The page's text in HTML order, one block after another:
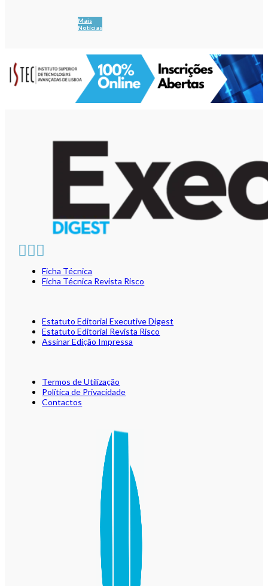
Mais
Notícias
Ficha Técnica
Ficha Técnica Revista Risco
Estatuto Editorial Executive Digest
Estatuto Editorial Revista Risco
Assinar Edição Impressa
Termos de Utilização
Política de Privacidade
Contactos